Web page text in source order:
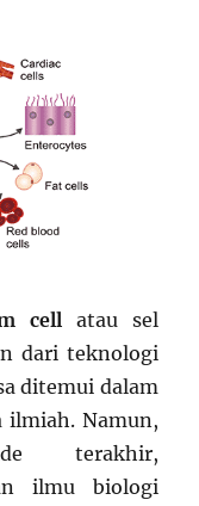
cellatau sel
dari teknologi
ditemui dalam
ilmiah. Namun,
terakhir,
ilmu biologi